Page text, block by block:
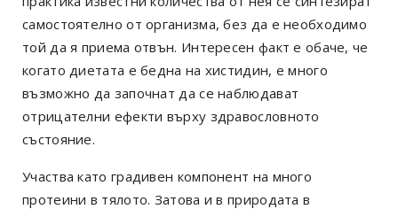
самостоятелно от организма, без да е необходимо
той да я приема отвън. Интересен факт е обаче, че
когато диетата е бедна на хистидин, е много
възможно да започнат да се наблюдават
отрицателни ефекти върху здравословното
състояние.
Участва като градивен компонент на много
протеини в тялото. Затова и в природата в